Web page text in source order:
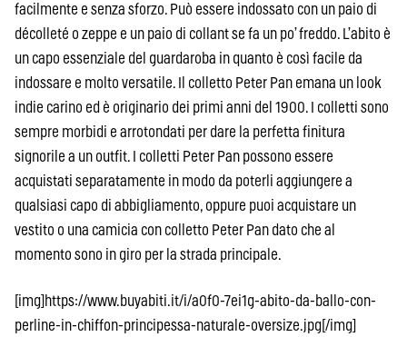
facilmente e senza sforzo. Può essere indossato con un paio di
décolleté o zeppe e un paio di collant se fa un po’ freddo. L’abito è
un capo essenziale del guardaroba in quanto è così facile da
indossare e molto versatile. Il colletto Peter Pan emana un look
indie carino ed è originario dei primi anni del 1900. I colletti sono
sempre morbidi e arrotondati per dare la perfetta finitura
signorile a un outfit. I colletti Peter Pan possono essere
acquistati separatamente in modo da poterli aggiungere a
qualsiasi capo di abbigliamento, oppure puoi acquistare un
vestito o una camicia con colletto Peter Pan dato che al
momento sono in giro per la strada principale.
[img]https://www.buyabiti.it/i/a0f0-7ei1g-abito-da-ballo-con-
perline-in-chiffon-principessa-naturale-oversize.jpg[/img]